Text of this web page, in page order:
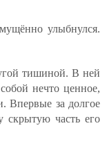
улыбнулся.
тишиной. В ней
нечто ценное,
Впервые за долгое
скрытую часть его